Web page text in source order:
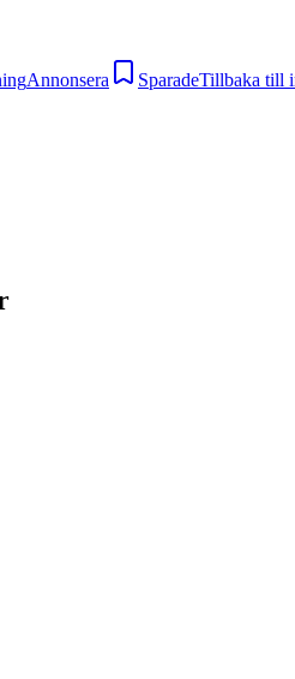
Annonsera SparadeTillbaka till